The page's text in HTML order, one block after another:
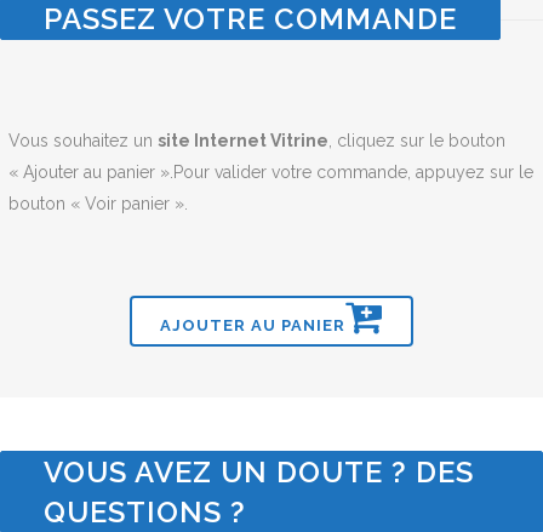
PASSEZ VOTRE COMMANDE
Vous souhaitez un site Internet Vitrine, cliquez sur le bouton
« Ajouter au panier ».Pour valider votre commande, appuyez sur le
bouton « Voir panier ».
AJOUTER AU PANIER
VOUS AVEZ UN DOUTE ? DES
QUESTIONS ?